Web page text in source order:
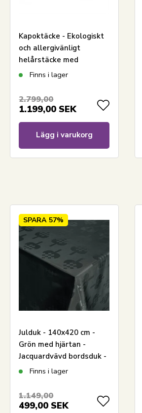
Kapoktäcke - Ekologiskt
och allergivänligt
helårstäcke med
naturligt fyll - 150x210
kapoktäcke
Finns i lager
2.799,00
1.199,00 SEK
Lägg i varukorg
SPARA 57%
Julduk - 140x420 cm -
Grön med hjärtan -
Jacquardvävd bordsduk -
Exklusiv duk
Finns i lager
1.149,00
499,00 SEK